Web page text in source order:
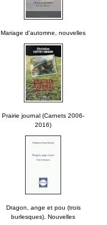
Mariage d'automne, nouvelles
Prairie journal (Carnets 2006-
2016)
Dragon, ange et pou (trois
burlesques). Nouvelles